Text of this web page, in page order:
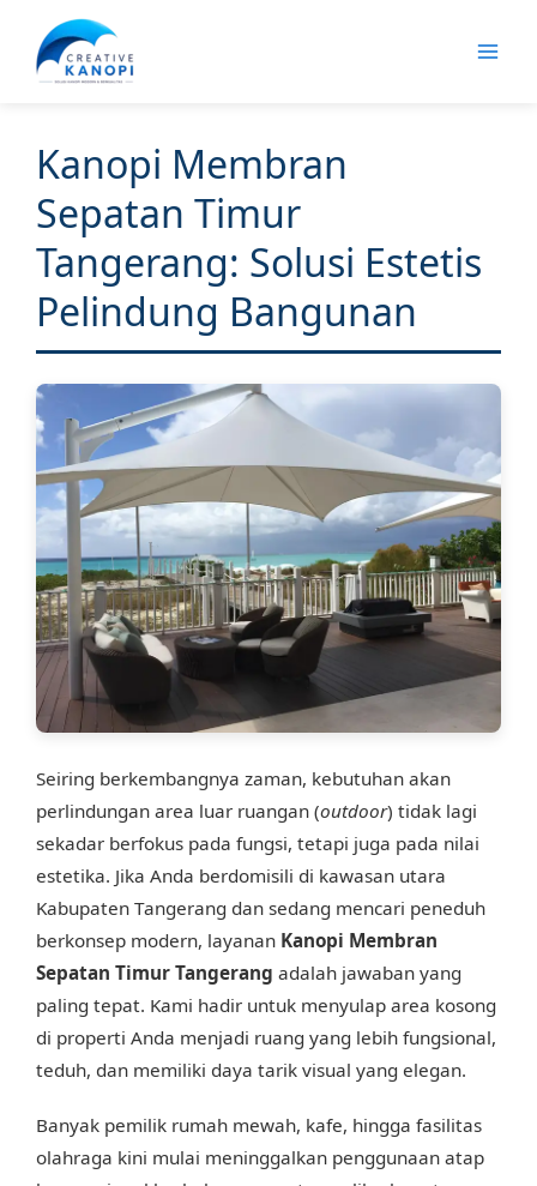
konten
Kanopi Membran
Sepatan Timur
Tangerang: Solusi Estetis
Pelindung Bangunan
Seiring berkembangnya zaman, kebutuhan akan
perlindungan area luar ruangan (outdoor) tidak lagi
sekadar berfokus pada fungsi, tetapi juga pada nilai
estetika. Jika Anda berdomisili di kawasan utara
Kabupaten Tangerang dan sedang mencari peneduh
berkonsep modern, layanan Kanopi Membran
Sepatan Timur Tangerang adalah jawaban yang
paling tepat. Kami hadir untuk menyulap area kosong
di properti Anda menjadi ruang yang lebih fungsional,
teduh, dan memiliki daya tarik visual yang elegan.
Banyak pemilik rumah mewah, kafe, hingga fasilitas
olahraga kini mulai meninggalkan penggunaan atap